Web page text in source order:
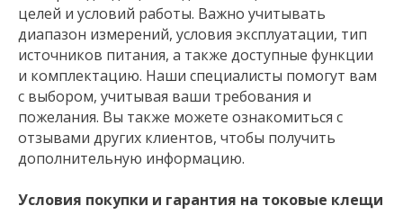
целей и условий работы. Важно учитывать
диапазон измерений, условия эксплуатации, тип
источников питания, а также доступные функции
и комплектацию. Наши специалисты помогут вам
с выбором, учитывая ваши требования и
пожелания. Вы также можете ознакомиться с
отзывами других клиентов, чтобы получить
дополнительную информацию.
Условия покупки и гарантия на токовые клещи